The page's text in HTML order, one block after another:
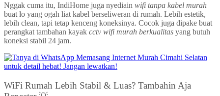
Nggak cuma itu, IndiHome juga nyediain wifi tanpa kabel murah
buat lo yang ogah liat kabel berseliweran di rumah. Lebih estetik,
lebih clean, tapi tetap kenceng koneksinya. Cocok juga dipake buat
perangkat tambahan kayak cctv wifi murah berkualitas yang butuh
koneksi stabil 24 jam.
WiFi Rumah Lebih Stabil & Luas? Tambahin Aja